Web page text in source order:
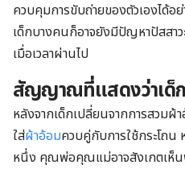
ควบคุมการขับถ่ายของตัวเองได้อ
เด็กบางคนก็อาจยังมีปัญหาปัสสา
เมื่อเวลาผ่านไป
สัญญาณที่แสดงว่าเด็ก
หลังจากเด็กเปลี่ยนจากการสวมผ้
ใส่ผ้าอ้อมควบคู่กับการใช้กระโถน
หนึ่ง คุณพ่อคุณแม่อาจสังเกตเห็